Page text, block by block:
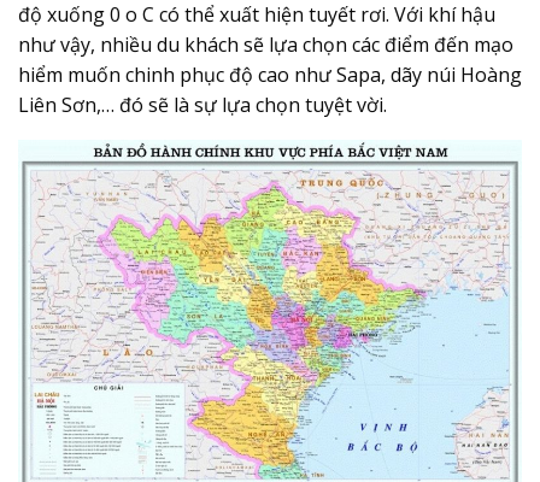
độ xuống 0 o C có thể xuất hiện tuyết rơi. Với khí hậu
như vậy, nhiều du khách sẽ lựa chọn các điểm đến mạo
hiểm muốn chinh phục độ cao như Sapa, dãy núi Hoàng
Liên Sơn,… đó sẽ là sự lựa chọn tuyệt vời.